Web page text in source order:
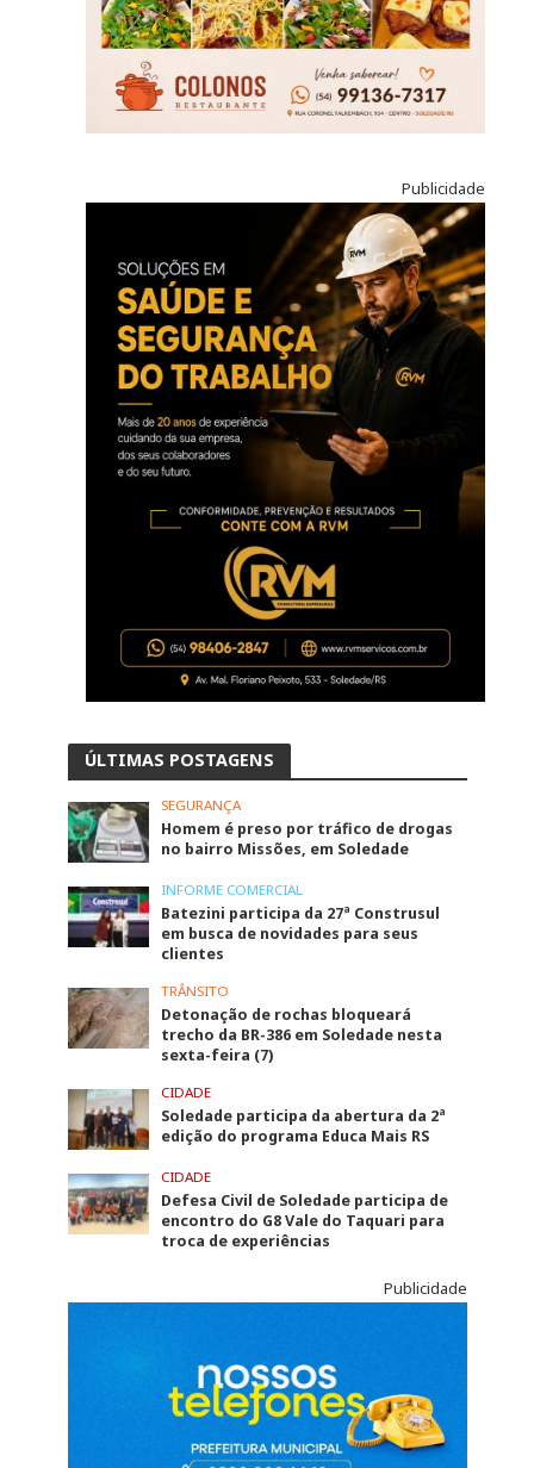
Publicidade
ÚLTIMAS POSTAGENS
SEGURANÇA
Homem é preso por tráfico de drogas
no bairro Missões, em Soledade
INFORME COMERCIAL
Batezini participa da 27ª Construsul
em busca de novidades para seus
clientes
TRÂNSITO
Detonação de rochas bloqueará
trecho da BR-386 em Soledade nesta
sexta-feira (7)
CIDADE
Soledade participa da abertura da 2ª
edição do programa Educa Mais RS
CIDADE
Defesa Civil de Soledade participa de
encontro do G8 Vale do Taquari para
troca de experiências
Publicidade